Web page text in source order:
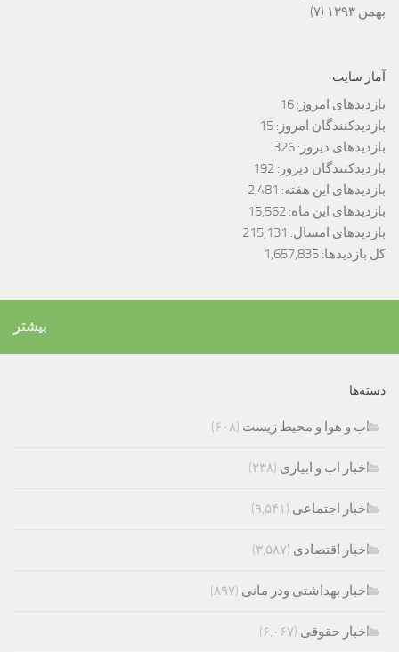
بهمن ۱۳۹۳
(۷)
آمار سایت
بازدیدهای امروز: 16
بازدیدکنندگان امروز: 15
بازدیدهای دیروز: 326
بازدیدکنندگان دیروز: 192
بازدیدهای این هفته: 2,481
بازدیدهای این ماه: 15,562
بازدیدهای امسال: 215,131
کل بازدیدها: 1,657,835
بیشتر
دسته‌ها
اب و هوا و محیط زیست (۶۰۸)
اخبار اب و ابیاری (۲۳۸)
اخبار اجتماعی (۹,۵۴۱)
اخبار اقتصادی (۳,۵۸۷)
اخبار بهداشتی ودر مانی (۸۹۷)
اخبار حقوقی (۶,۰۶۷)